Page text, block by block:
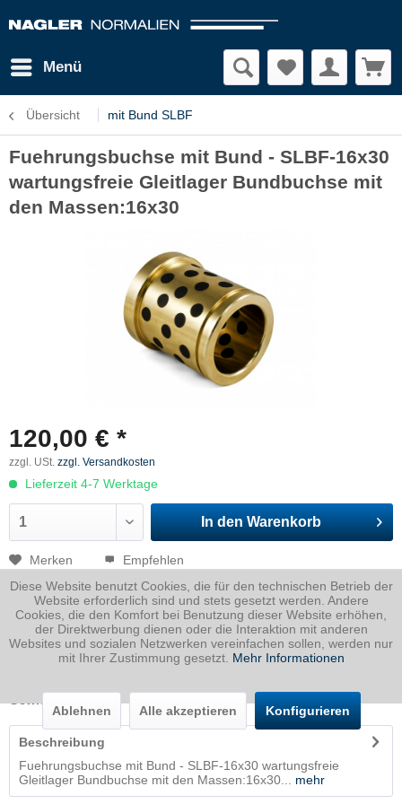
Menü
Übersicht mit Bund SLBF
Fuehrungsbuchse mit Bund - SLBF-16x30
wartungsfreie Gleitlager Bundbuchse mit
den Massen:16x30
120,00 € *
zzgl. USt. zzgl. Versandkosten
Lieferzeit 4-7 Werktage
In den Warenkorb
Merken Empfehlen
Artikel-Nr.: NN271.100025
Dicke
0 mm
Breite
0 mm
0 mm
Beschreibung
Fuehrungsbuchse mit Bund - SLBF-16x30 wartungsfreie
Gleitlager Bundbuchse mit den Massen:16x30...
mehr
Diese Website benutzt Cookies, die für den technischen Betrieb der
Website erforderlich sind und stets gesetzt werden. Andere
Cookies, die den Komfort bei Benutzung dieser Website erhöhen,
der Direktwerbung dienen oder die Interaktion mit anderen
Websites und sozialen Netzwerken vereinfachen sollen, werden nur
mit Ihrer Zustimmung gesetzt. Mehr Informationen
Ablehnen Alle akzeptieren Konfigurieren